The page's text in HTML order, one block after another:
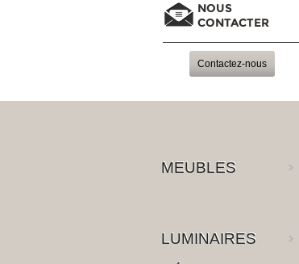
NOUS
CONTACTER
Contactez-nous
MEUBLES
LUMINAIRES